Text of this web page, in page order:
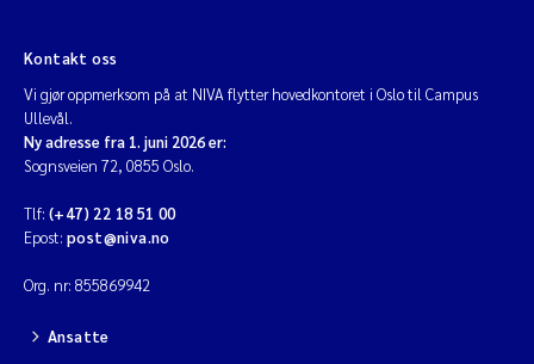
Kontakt oss
Vi gjør oppmerksom på at NIVA flytter hovedkontoret i Oslo til Campus
Ullevål.
Ny adresse fra 1. juni 2026 er:
Sognsveien 72, 0855 Oslo.
Tlf: (+47) 22 18 51 00
Epost: post@niva.no
Org. nr: 855869942
Ansatte